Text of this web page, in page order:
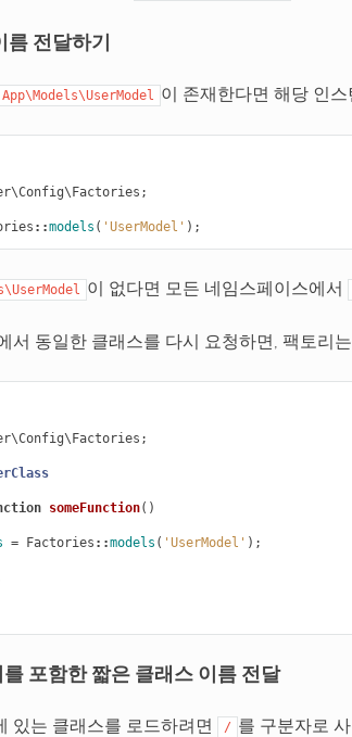
전달하기
App\Models\UserModel 이 존재한다면 해당 인
;
::models ( 'UserModel' );
이 없다면 모든 네임스페이스에서
서 동일한 클래스를 다시 요청하면, 팩토리
;
someFunction()
= Factories ::models ( 'UserModel' );
포함한 짧은 클래스 이름 전달
있는 클래스를 로드하려면 / 를 구분자로